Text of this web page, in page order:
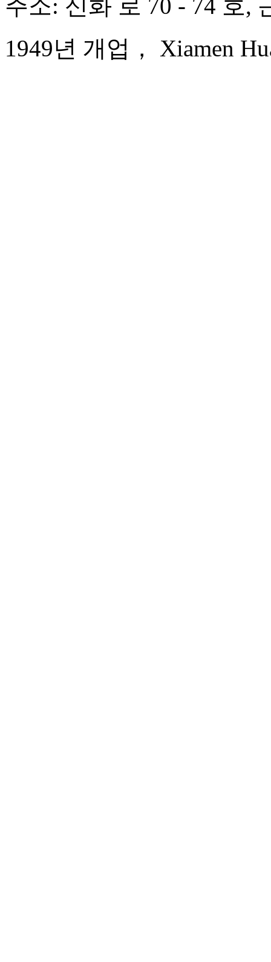
주소: 신화 로 70 - 74 호,
1949년 개업， Xiamen